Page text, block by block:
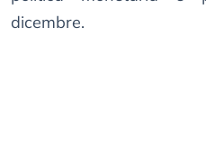
dicembre.